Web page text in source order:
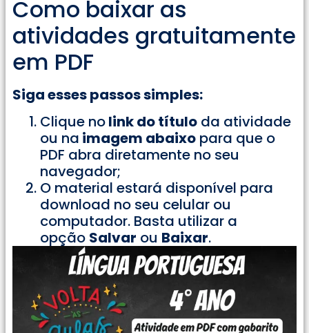
Como baixar as
atividades gratuitamente
em PDF
Siga esses passos simples:
Clique nolink do título da atividade
ou na imagem abaixo para que o
PDF abra diretamente no seu
navegador;
O material estará disponível para
download no seu celular ou
computador. Basta utilizar a
opção Salvar ou Baixar.